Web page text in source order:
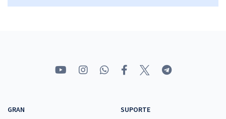
GRAN
SUPORTE